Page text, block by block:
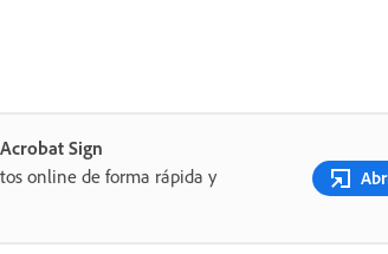
Sign
online de forma rápida y